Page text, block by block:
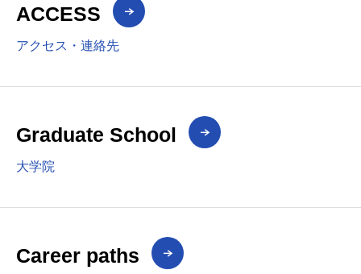
ACCESS
アクセス・連絡先
Graduate School
大学院
Career paths